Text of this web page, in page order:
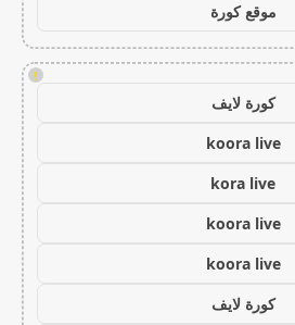
موقع كورة
!
كورة لايف
koora live
kora live
koora live
koora live
كورة لايف